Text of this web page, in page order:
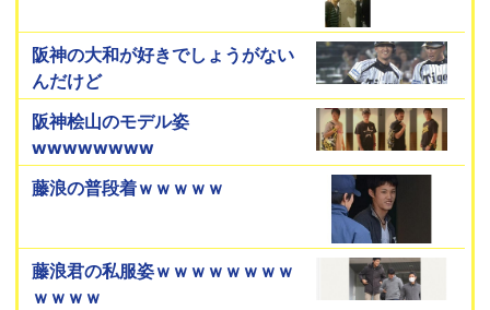
阪神の大和が好きでしょうがない
んだけど
阪神桧山のモデル姿
wwwwwwww
藤浪の普段着ｗｗｗｗｗ
藤浪君の私服姿ｗｗｗｗｗｗｗｗ
ｗｗｗｗ